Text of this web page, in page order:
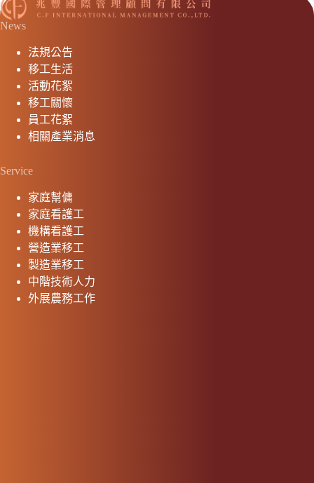
News
法規公告
移工生活
活動花絮
移工關懷
員工花絮
相關產業消息
Service
家庭幫傭
家庭看護工
機構看護工
營造業移工
製造業移工
中階技術人力
外展農務工作